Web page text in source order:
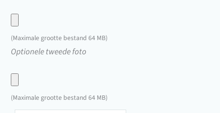
hier
een
van
uw
sleutel
(Maximale grootte bestand 64 MB)
Upload
foto
van
Optionele tweede foto
(Maximale grootte bestand 64 MB)